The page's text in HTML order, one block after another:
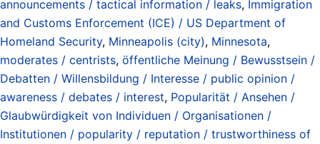
announcements / tactical information / leaks, Immigration
and Customs Enforcement (ICE) / US Department of
Homeland Security, Minneapolis (city), Minnesota,
moderates / centrists, öffentliche Meinung / Bewusstsein /
Debatten / Willensbildung / Interesse / public opinion /
awareness / debates / interest, Popularität / Ansehen /
Glaubwürdigkeit von Individuen / Organisationen /
Institutionen / popularity / reputation / trustworthiness of